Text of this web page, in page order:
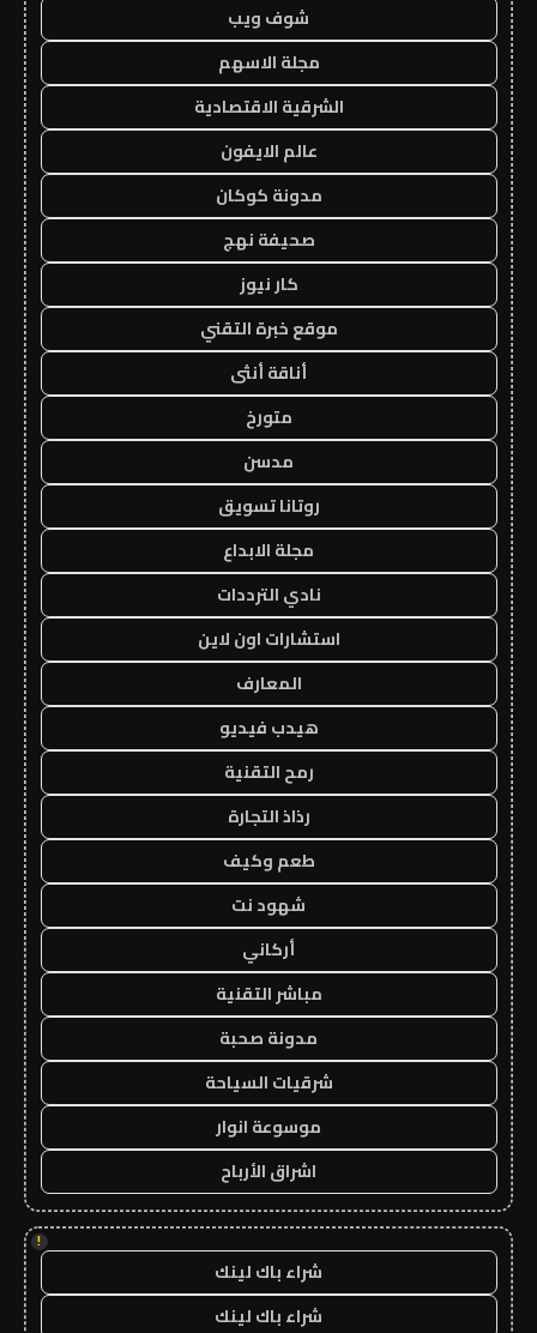
شوف ويب
مجلة الاسهم
الشرقية الاقتصادية
عالم الايفون
مدونة كوكان
صحيفة نهج
كار نيوز
موقع خبرة التقني
أناقة أنثى
متورخ
مدسن
روتانا تسويق
مجلة الابداع
نادي الترددات
استشارات اون لاين
المعارف
هيدب فيديو
رمح التقنية
رذاذ التجارة
طعم وكيف
شهود نت
أركاني
مباشر التقنية
مدونة صحبة
شرقيات السياحة
موسوعة انوار
اشراق الأرباح
!
شراء باك لينك
شراء باك لينك